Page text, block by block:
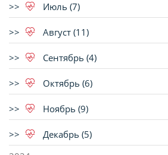
Июль (7)
Август (11)
Сентябрь (4)
Октябрь (6)
Ноябрь (9)
Декабрь (5)